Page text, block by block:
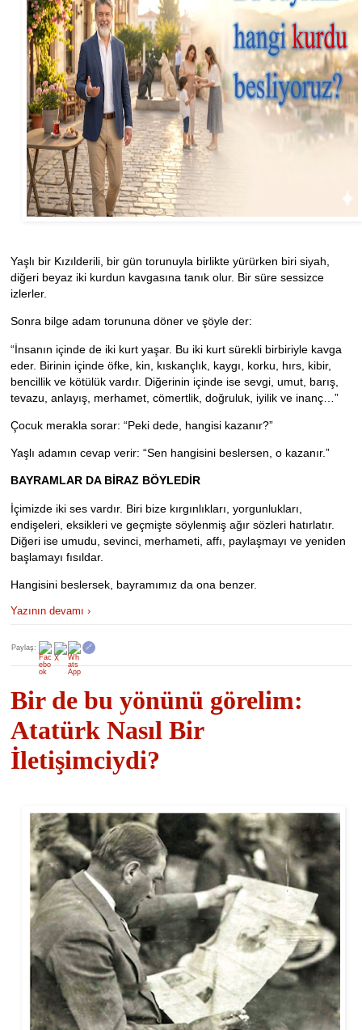
Yaşlı bir Kızılderili, bir gün torunuyla birlikte yürürken biri siyah,
diğeri beyaz iki kurdun kavgasına tanık olur. Bir süre sessizce
izlerler.
Sonra bilge adam torununa döner ve şöyle der:
“İnsanın içinde de iki kurt yaşar. Bu iki kurt sürekli birbiriyle kavga
eder. Birinin içinde öfke, kin, kıskançlık, kaygı, korku, hırs, kibir,
bencillik ve kötülük vardır. Diğerinin içinde ise sevgi, umut, barış,
tevazu, anlayış, merhamet, cömertlik, doğruluk, iyilik ve inanç…”
Çocuk merakla sorar: “Peki dede, hangisi kazanır?”
Yaşlı adamın cevap verir: “Sen hangisini beslersen, o kazanır.”
BAYRAMLAR DA BİRAZ BÖYLEDİR
İçimizde iki ses vardır. Biri bize kırgınlıkları, yorgunlukları,
endişeleri, eksikleri ve geçmişte söylenmiş ağır sözleri hatırlatır.
Diğeri ise umudu, sevinci, merhameti, affı, paylaşmayı ve yeniden
başlamayı fısıldar.
Hangisini beslersek, bayramımız da ona benzer.
Yazının devamı ›
Paylaş: 🔗
Bir de bu yönünü görelim:
Atatürk Nasıl Bir
İletişimciydi?